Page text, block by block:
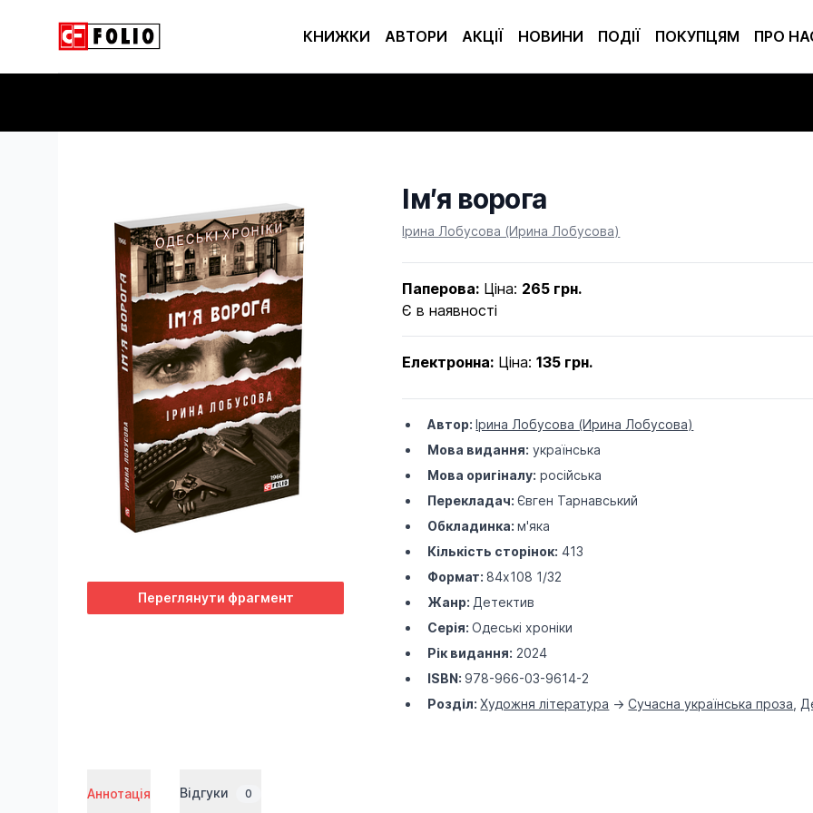
КНИЖКИ АВТОРИ АКЦІЇ НОВИНИ ПОДІЇ ПОКУПЦЯМ ПРО
Переглянути фрагмент
Ім′я ворога
Product information
Ірина Лобусова (Ирина Лобусова)
Паперова: Ціна: 265 грн.
Є в наявності
Електронна: Ціна:135 грн.
Автор:Ірина Лобусова (Ирина Лобусова)
Мова видання: українська
Мова оригіналу: російська
Перекладач:Євген Тарнавський
Обкладинка:м'яка
Кількість сторінок: 413
Формат:84х108 1/32
Жанр: Детектив
Серія:Одеські хроніки
Рік видання: 2024
ISBN:978-966-03-9614-2
Розділ:Художня література ->Сучасна українська проза
Аннотація Відгуки 0